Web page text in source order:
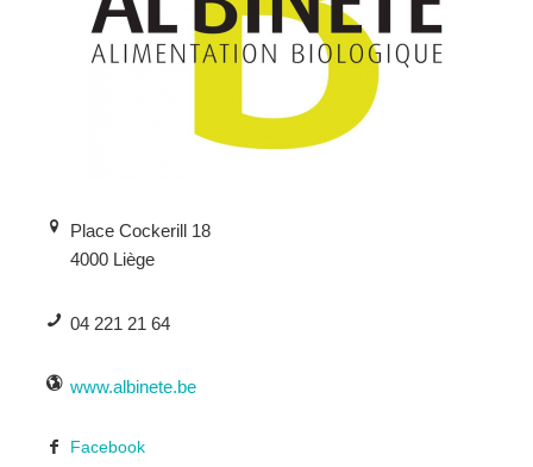
Place Cockerill 18
4000 Liège
04 221 21 64
www.albinete.be
Facebook